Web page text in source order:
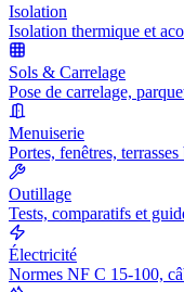
Isolation
Isolation thermique et
Sols & Carrelage
Pose de carrelage,
Menuiserie
Portes, fenêtres,
Outillage
Tests, comparatifs et
Électricité
Normes NF C 15-100,